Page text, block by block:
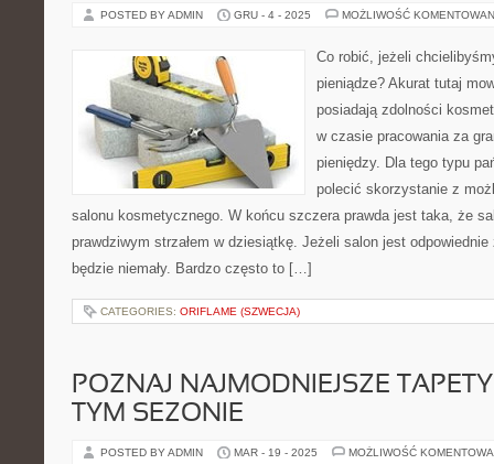
POSTED BY ADMIN GRU - 4 - 2025 MOŻLIWOŚĆ
Co robić, jeżeli
pieniądze? Akurat tutaj
posiadają zdolności
w czasie pracowania za
pieniędzy. Dla tego typu
polecić skorzystanie z
salonu kosmetycznego. W końcu szczera prawda jest taka, że
prawdziwym strzałem w dziesiątkę. Jeżeli salon jest
będzie niemały. Bardzo często to […]
CATEGORIES: ORIFLAME (SZWECJA)
POZNAJ NAJMODNIEJSZE
TYM SEZONIE
POSTED BY ADMIN MAR - 19 - 2025 MOŻLIWOŚĆ